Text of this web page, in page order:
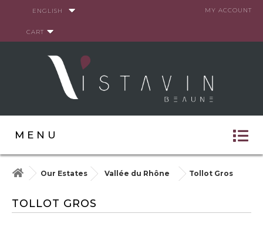
MY ACCOUNT
ENGLISH
CART
MENU
Our Estates Vallée du Rhône Tollot Gros
TOLLOT GROS